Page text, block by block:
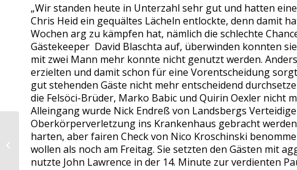
„Wir standen heute in Unterzahl sehr gut und hatten
Chris Heid ein gequältes Lächeln entlockte, denn damit
Wochen arg zu kämpfen hat, nämlich die schlechte
Gästekeeper David Blaschta auf, überwinden konnten
mit zwei Mann mehr konnte nicht genutzt werden.
erzielten und damit schon für eine Vorentscheidung
gut stehenden Gäste nicht mehr entscheidend
die Felsöci-Brüder, Marko Babic und Quirin Oexler nicht
Alleingang wurde Nick Endreß von Landsbergs
Oberkörperverletzung ins Krankenhaus gebracht
harten, aber fairen Check von Nico Kroschinski
wollen als noch am Freitag. Sie setzten den Gästen mit
nutzte John Lawrence in der 14. Minute zur verdienten
Dezimierte Eishogs ohne Chance in
Landsberg